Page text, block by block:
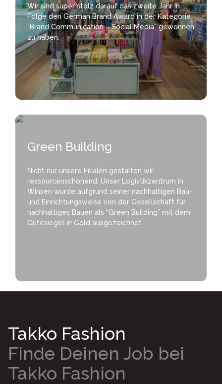
Wir sind super stolz darauf das zweite Jahr in
Folge den German Brand Award in der Kategorie
“Brand Communication – Social Media” gewonnen
zu haben.
Green Building
Nicht nur unsere Filialen gestalten wir
ressourcenschonend: Unser Logistikzentrum in
Winsen wurde aufgrund seiner nachhaltigen Bau-
und Einrichtungsweise von der Gesellschaft für
nachhaltiges Bauen als “Green Building” mit dem
Gütesiegel in Gold ausgezeichnet.
Takko Fashion
Finde Deinen Job bei
Takko Fashion